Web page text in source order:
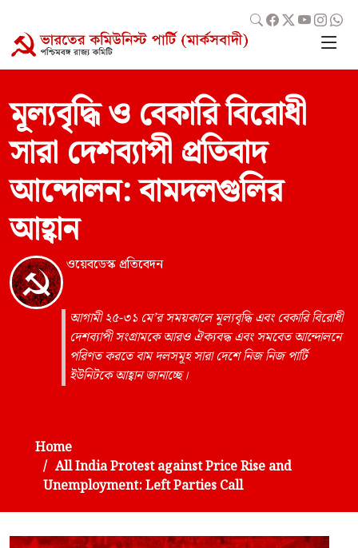
মূল্যবৃদ্ধি ও বেকারি বিরোধী
সারা দেশব্যাপী প্রতিবাদ
আন্দোলন: বামদলগুলির
আহ্বান
ওয়েবডেস্ক প্রতিবেদন
আগামী ২৫-৩১ মে’র সময়কালে মূল্যবৃদ্ধি এবং বেকারি বিরোধী
দেশব্যাপী সংগ্রামকে আরও ঐক্যবদ্ধ এবং সমবেত আন্দোলনে
পরিণত করতে বাম দলসমূহ সারা দেশে নিজ নিজ পার্টি
ইউনিটকে আহ্বান জানাচ্ছে।
Home
All India Protest against Price Rise and
Unemployment: Left Parties Call